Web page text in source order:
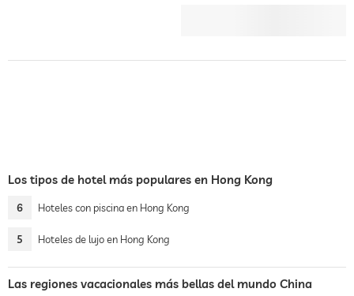
Los tipos de hotel más populares en Hong Kong
6 Hoteles con piscina en Hong Kong
5 Hoteles de lujo en Hong Kong
Las regiones vacacionales más bellas del mundo China